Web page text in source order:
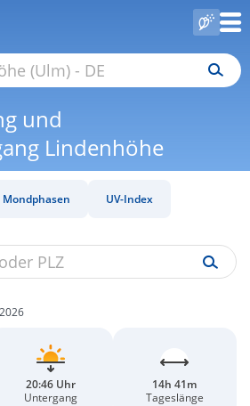
und
Lindenhöhe
Mondphasen UV-Index
20:46 Uhr
Untergang
14h 41m
Tageslänge